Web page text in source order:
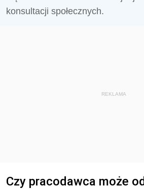
konsultacji społecznych.
REKLAMA
Czy pracodawca może